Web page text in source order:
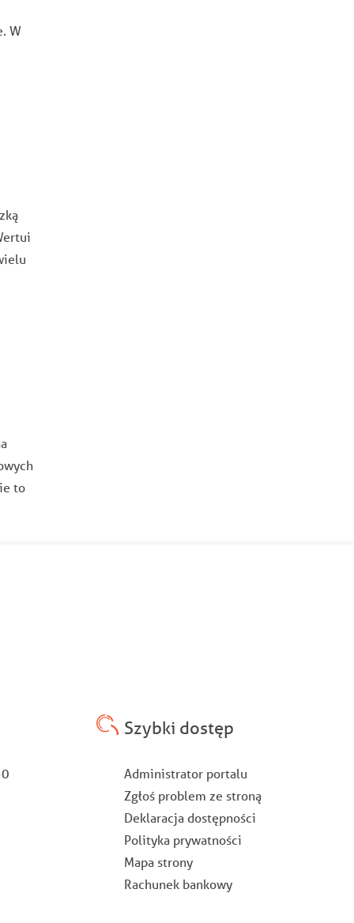
W
to
Szybki dostęp
Stopka
Administrator portalu
Zgłoś problem ze stroną
Deklaracja dostępności
Polityka prywatności
Mapa strony
Rachunek bankowy